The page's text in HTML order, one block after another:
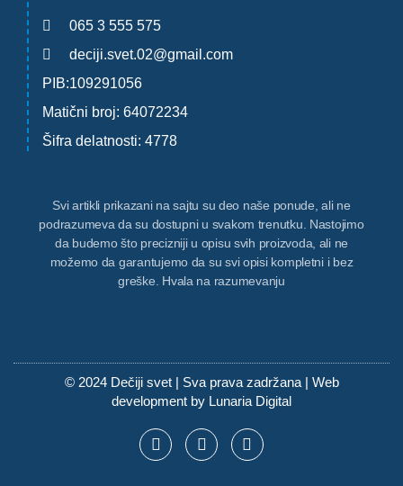
065 3 555 575
deciji.svet.02@gmail.com
PIB:109291056
Matični broj: 64072234
Šifra delatnosti: 4778
Svi artikli prikazani na sajtu su deo naše ponude, ali ne
podrazumeva da su dostupni u svakom trenutku. Nastojimo
da budemo što precizniji u opisu svih proizvoda, ali ne
možemo da garantujemo da su svi opisi kompletni i bez
greške. Hvala na razumevanju
© 2024 Dečiji svet | Sva prava zadržana | Web
development by Lunaria Digital